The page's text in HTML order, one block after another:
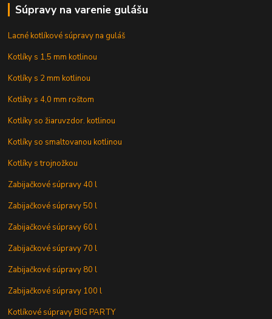
Súpravy na varenie gulášu
Lacné kotlíkové súpravy na guláš
Kotlíky s 1,5 mm kotlinou
Kotlíky s 2 mm kotlinou
Kotlíky s 4,0 mm roštom
Kotlíky so žiaruvzdor. kotlinou
Kotlíky so smaltovanou kotlinou
Kotlíky s trojnožkou
Zabijačkové súpravy 40 l
Zabijačkové súpravy 50 l
Zabijačkové súpravy 60 l
Zabijačkové súpravy 70 l
Zabijačkové súpravy 80 l
Zabijačkové súpravy 100 l
Kotlíkové súpravy BIG PARTY